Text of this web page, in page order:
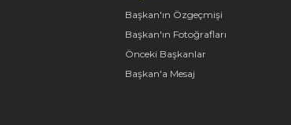
Başkan'ın Özgeçmişi
Başkan'ın Fotoğrafları
Önceki Başkanlar
Başkan'a Mesaj